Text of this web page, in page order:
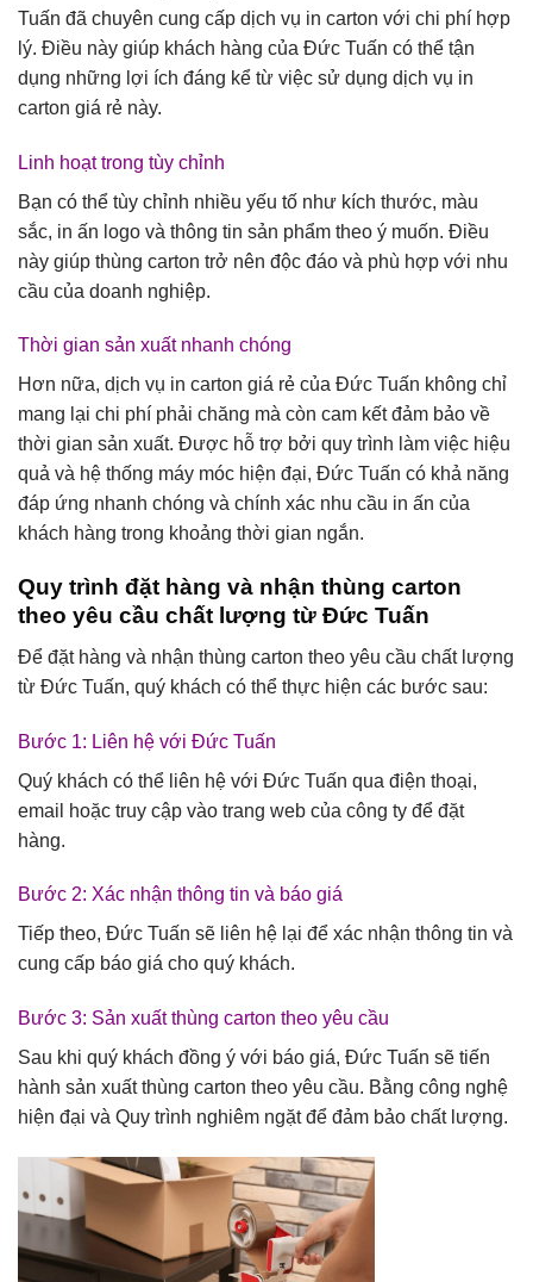
Tuấn đã chuyên cung cấp dịch vụ in carton với chi phí hợp
lý. Điều này giúp khách hàng của Đức Tuấn có thể tận
dụng những lợi ích đáng kể từ việc sử dụng dịch vụ in
carton giá rẻ này.
Linh hoạt trong tùy chỉnh
Bạn có thể tùy chỉnh nhiều yếu tố như kích thước, màu
sắc, in ấn logo và thông tin sản phẩm theo ý muốn. Điều
này giúp thùng carton trở nên độc đáo và phù hợp với nhu
cầu của doanh nghiệp.
Thời gian sản xuất nhanh chóng
Hơn nữa, dịch vụ in carton giá rẻ của Đức Tuấn không chỉ
mang lại chi phí phải chăng mà còn cam kết đảm bảo về
thời gian sản xuất. Được hỗ trợ bởi quy trình làm việc hiệu
quả và hệ thống máy móc hiện đại, Đức Tuấn có khả năng
đáp ứng nhanh chóng và chính xác nhu cầu in ấn của
khách hàng trong khoảng thời gian ngắn.
Quy trình đặt hàng và nhận thùng carton
theo yêu cầu chất lượng từ Đức Tuấn
Để đặt hàng và nhận thùng carton theo yêu cầu chất lượng
từ Đức Tuấn, quý khách có thể thực hiện các bước sau:
Bước 1: Liên hệ với Đức Tuấn
Quý khách có thể liên hệ với Đức Tuấn qua điện thoại,
email hoặc truy cập vào trang web của công ty để đặt
hàng.
Bước 2: Xác nhận thông tin và báo giá
Tiếp theo, Đức Tuấn sẽ liên hệ lại để xác nhận thông tin và
cung cấp báo giá cho quý khách.
Bước 3: Sản xuất thùng carton theo yêu cầu
Sau khi quý khách đồng ý với báo giá, Đức Tuấn sẽ tiến
hành sản xuất thùng carton theo yêu cầu. Bằng công nghệ
hiện đại và Quy trình nghiêm ngặt để đảm bảo chất lượng.